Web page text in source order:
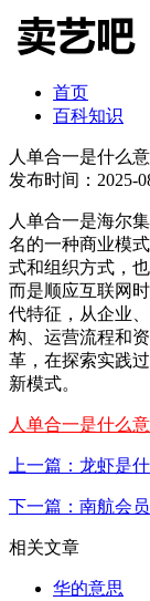
首页
百科知识
人单合一是什么
发布时间：2025-
人单合一是海尔
名的一种商业模
式和组织方式，
而是顺应互联网
代特征，从企业
构、运营流程和
革，在探索实践
新模式。
人单合一是什么
上一篇：龙虾是
下一篇：南航会
相关文章
华的意思